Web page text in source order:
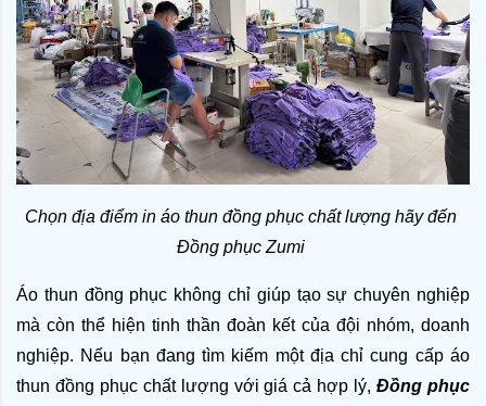
Chọn địa điểm in áo thun đồng phục chất lượng hãy đến
Đồng phục Zumi
Áo thun đồng phục không chỉ giúp tạo sự chuyên nghiệp
mà còn thể hiện tinh thần đoàn kết của đội nhóm, doanh
nghiệp. Nếu bạn đang tìm kiếm một địa chỉ cung cấp áo
thun đồng phục chất lượng với giá cả hợp lý, Đồng phục